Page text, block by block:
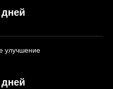
дней
улучшение
дней